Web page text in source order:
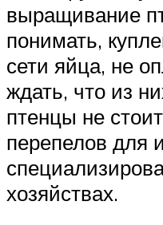
выращивание
понимать,
сети яйца, не
ждать, что из
птенцы не
перепелов для
хозяйствах.